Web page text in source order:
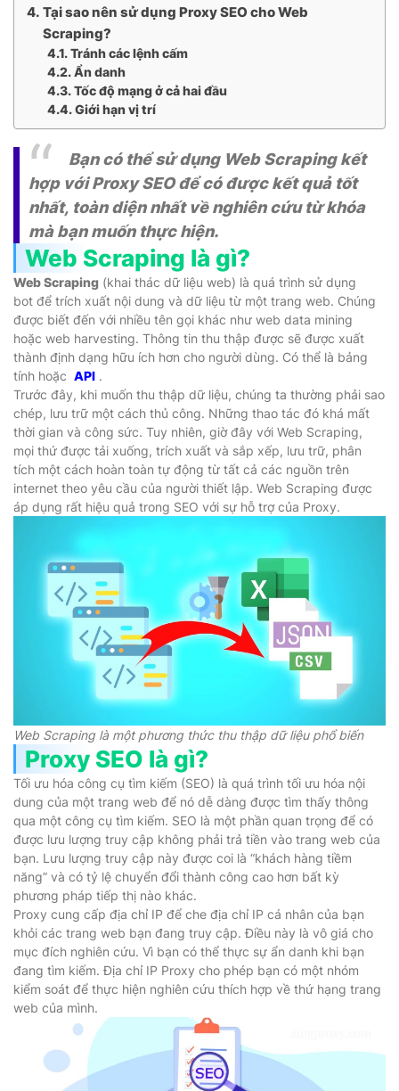
Tại sao nên sử dụng Proxy SEO cho Web
Scraping?
Tránh các lệnh cấm
Ẩn danh
Tốc độ mạng ở cả hai đầu
Giới hạn vị trí
Bạn có thể sử dụng Web Scraping kết
hợp với Proxy SEO để có được kết quả tốt
nhất, toàn diện nhất về nghiên cứu từ khóa
mà bạn muốn thực hiện.
Web Scraping là gì?
Web Scraping (khai thác dữ liệu web) là quá trình sử dụng
bot để trích xuất nội dung và dữ liệu từ một trang web. Chúng
được biết đến với nhiều tên gọi khác như web data mining
hoặc web harvesting. Thông tin thu thập được sẽ được xuất
thành định dạng hữu ích hơn cho người dùng. Có thể là bảng
tính hoặc API .
Trước đây, khi muốn thu thập dữ liệu, chúng ta thường phải sao
chép, lưu trữ một cách thủ công. Những thao tác đó khá mất
thời gian và công sức. Tuy nhiên, giờ đây với Web Scraping,
mọi thứ được tải xuống, trích xuất và sắp xếp, lưu trữ, phân
tích một cách hoàn toàn tự động từ tất cả các nguồn trên
internet theo yêu cầu của người thiết lập. Web Scraping được
áp dụng rất hiệu quả trong SEO với sự hỗ trợ của Proxy.
Web Scraping là một phương thức thu thập dữ liệu phổ biến
Proxy SEO là gì?
Tối ưu hóa công cụ tìm kiếm (SEO) là quá trình tối ưu hóa nội
dung của một trang web để nó dễ dàng được tìm thấy thông
qua một công cụ tìm kiếm. SEO là một phần quan trọng để có
được lưu lượng truy cập không phải trả tiền vào trang web của
bạn. Lưu lượng truy cập này được coi là “khách hàng tiềm
năng” và có tỷ lệ chuyển đổi thành công cao hơn bất kỳ
phương pháp tiếp thị nào khác.
Proxy cung cấp địa chỉ IP để che địa chỉ IP cá nhân của bạn
khỏi các trang web bạn đang truy cập. Điều này là vô giá cho
mục đích nghiên cứu. Vì bạn có thể thực sự ẩn danh khi bạn
đang tìm kiếm. Địa chỉ IP Proxy cho phép bạn có một nhóm
kiểm soát để thực hiện nghiên cứu thích hợp về thứ hạng trang
web của mình.